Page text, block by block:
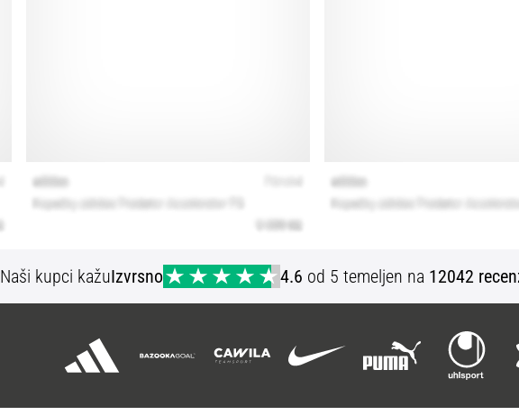
Naši kupci kažuIzvrsno 4.6 od 5 temeljen na 12042